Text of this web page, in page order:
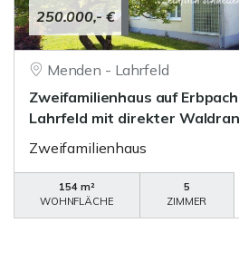
250.000,- €
Menden - Lahrfeld
Zweifamilienhaus auf
Lahrfeld mit direkter
Zweifamilienhaus
154 m²
WOHNFLÄCHE
5
ZIMMER